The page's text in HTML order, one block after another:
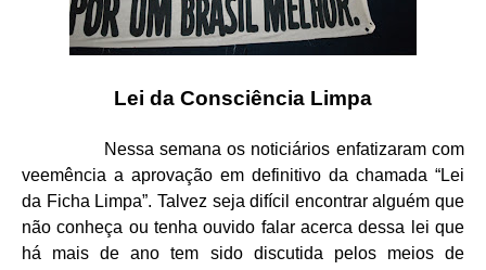
Lei da Consciência Limpa
Nessa semana os noticiários enfatizaram com
veemência a aprovação em definitivo da chamada “Lei
da Ficha Limpa”. Talvez seja difícil encontrar alguém que
não conheça ou tenha ouvido falar acerca dessa lei que
há mais de ano tem sido discutida pelos meios de